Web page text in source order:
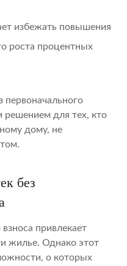
избежать повышения
роста процентных
первоначального
решением для тех, кто
дому, не
без
привлекает
жилье. Однако этот
о которых